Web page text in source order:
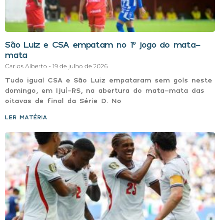
São Luiz e CSA empatam no 1º jogo do mata-
mata
Carlos Alberto 19 de julho de 2026
Tudo igual CSA e São Luiz empataram sem gols neste
domingo, em Ijuí-RS, na abertura do mata-mata das
oitavas de final da Série D. No
LER MATÉRIA »